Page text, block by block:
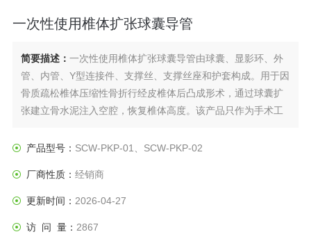
一次性使用椎体扩张球囊导管
简要描述： 一次性使用椎体扩张球囊导管由球囊、显影环、外
管、内管、Y型连接件、支撑丝、支撑丝座和护套构成。用于因
骨质疏松椎体压缩性骨折行经皮椎体后凸成形术，通过球囊扩
张建立骨水泥注入空腔，恢复椎体高度。该产品只作为手术工
产品型号： SCW-PKP-01、SCW-PKP-02
厂商性质： 经销商
更新时间： 2026-04-27
访 问 量： 2867